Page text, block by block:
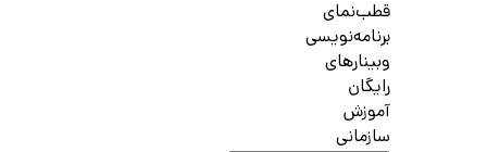
قطب‌نمای
برنامه‌نویسی
وبینارهای
رایگان
آموزش
سازمانی